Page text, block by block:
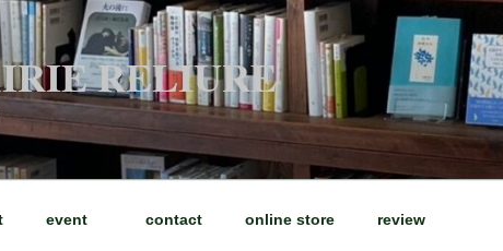
RELIURE
event contact online store review